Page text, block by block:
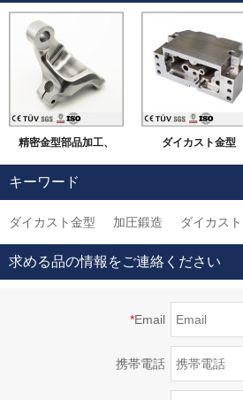
精密金型部品加工、
カスト金型メーカー
ダイカスト金型
キーワード
ダイカスト金型 加圧鍛造 ダイカス
求める品の情報をご連絡ください
*Email
携帯電話